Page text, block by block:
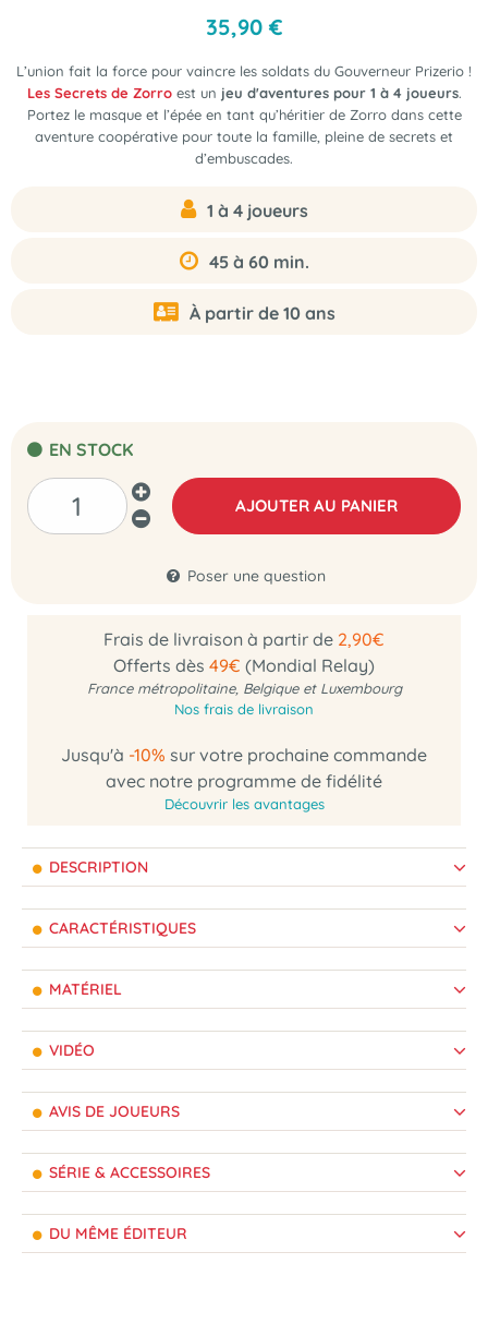
35,90 €
L’union fait la force pour vaincre les soldats du Gouverneur Prizerio !
Les Secrets de Zorroest un jeu d'aventures pour 1 à 4 joueurs.
Portez le masque et l’épée en tant qu’héritier de Zorro dans cette
aventure coopérative pour toute la famille, pleine de secrets et
d’embuscades.
1 à 4 joueurs
45 à 60 min.
À partir de 10 ans
EN STOCK
AJOUTER AU PANIER
Poser une question
Frais de livraison à partir de 2,90€
Offerts dès 49€ (Mondial Relay)
France métropolitaine, Belgique et Luxembourg
Nos frais de livraison
Jusqu'à -10% sur votre prochaine commande
avec notre programme de fidélité
Découvrir les avantages
DESCRIPTION
CARACTÉRISTIQUES
MATÉRIEL
VIDÉO
AVIS DE JOUEURS
SÉRIE & ACCESSOIRES
DU MÊME ÉDITEUR